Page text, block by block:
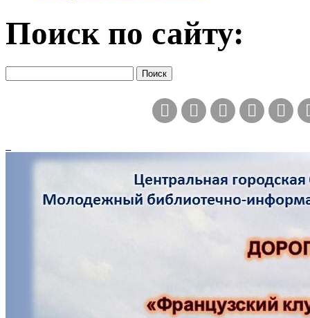
Поиск по сайту: